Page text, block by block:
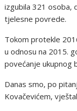
izgubila 321 osoba,
tjelesne povrede.
Tokom protekle
u odnosu na 2015.
povećanje ukupnog
Danas smo, po
Kovačevićem,